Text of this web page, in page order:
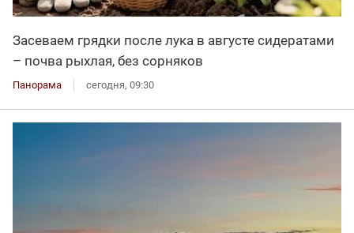
Засеваем грядки после лука в августе сидератами
– почва рыхлая, без сорняков
Панорама сегодня, 09:30